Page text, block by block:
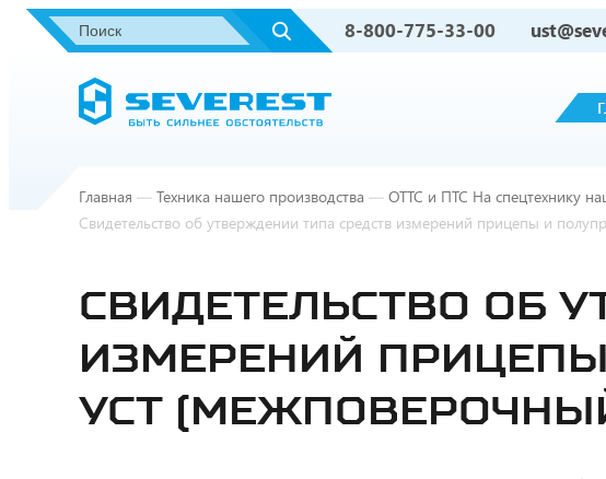
8-800-775-33-00
Главная — Техника нашего производства — ОТТС и ПТС На спецтехнику
Свидетельство об утверждении типа средств измерений прицепы и
СВИДЕТЕЛЬСТВО ОБ
ИЗМЕРЕНИЙ
УСТ